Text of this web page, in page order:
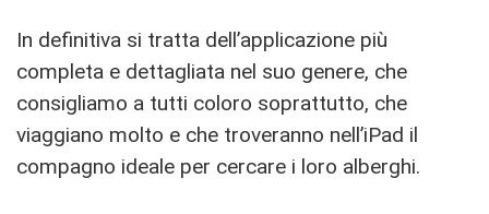
In definitiva si tratta dell’applicazione più
completa e dettagliata nel suo genere, che
consigliamo a tutti coloro soprattutto, che
viaggiano molto e che troveranno nell’iPad il
compagno ideale per cercare i loro alberghi.